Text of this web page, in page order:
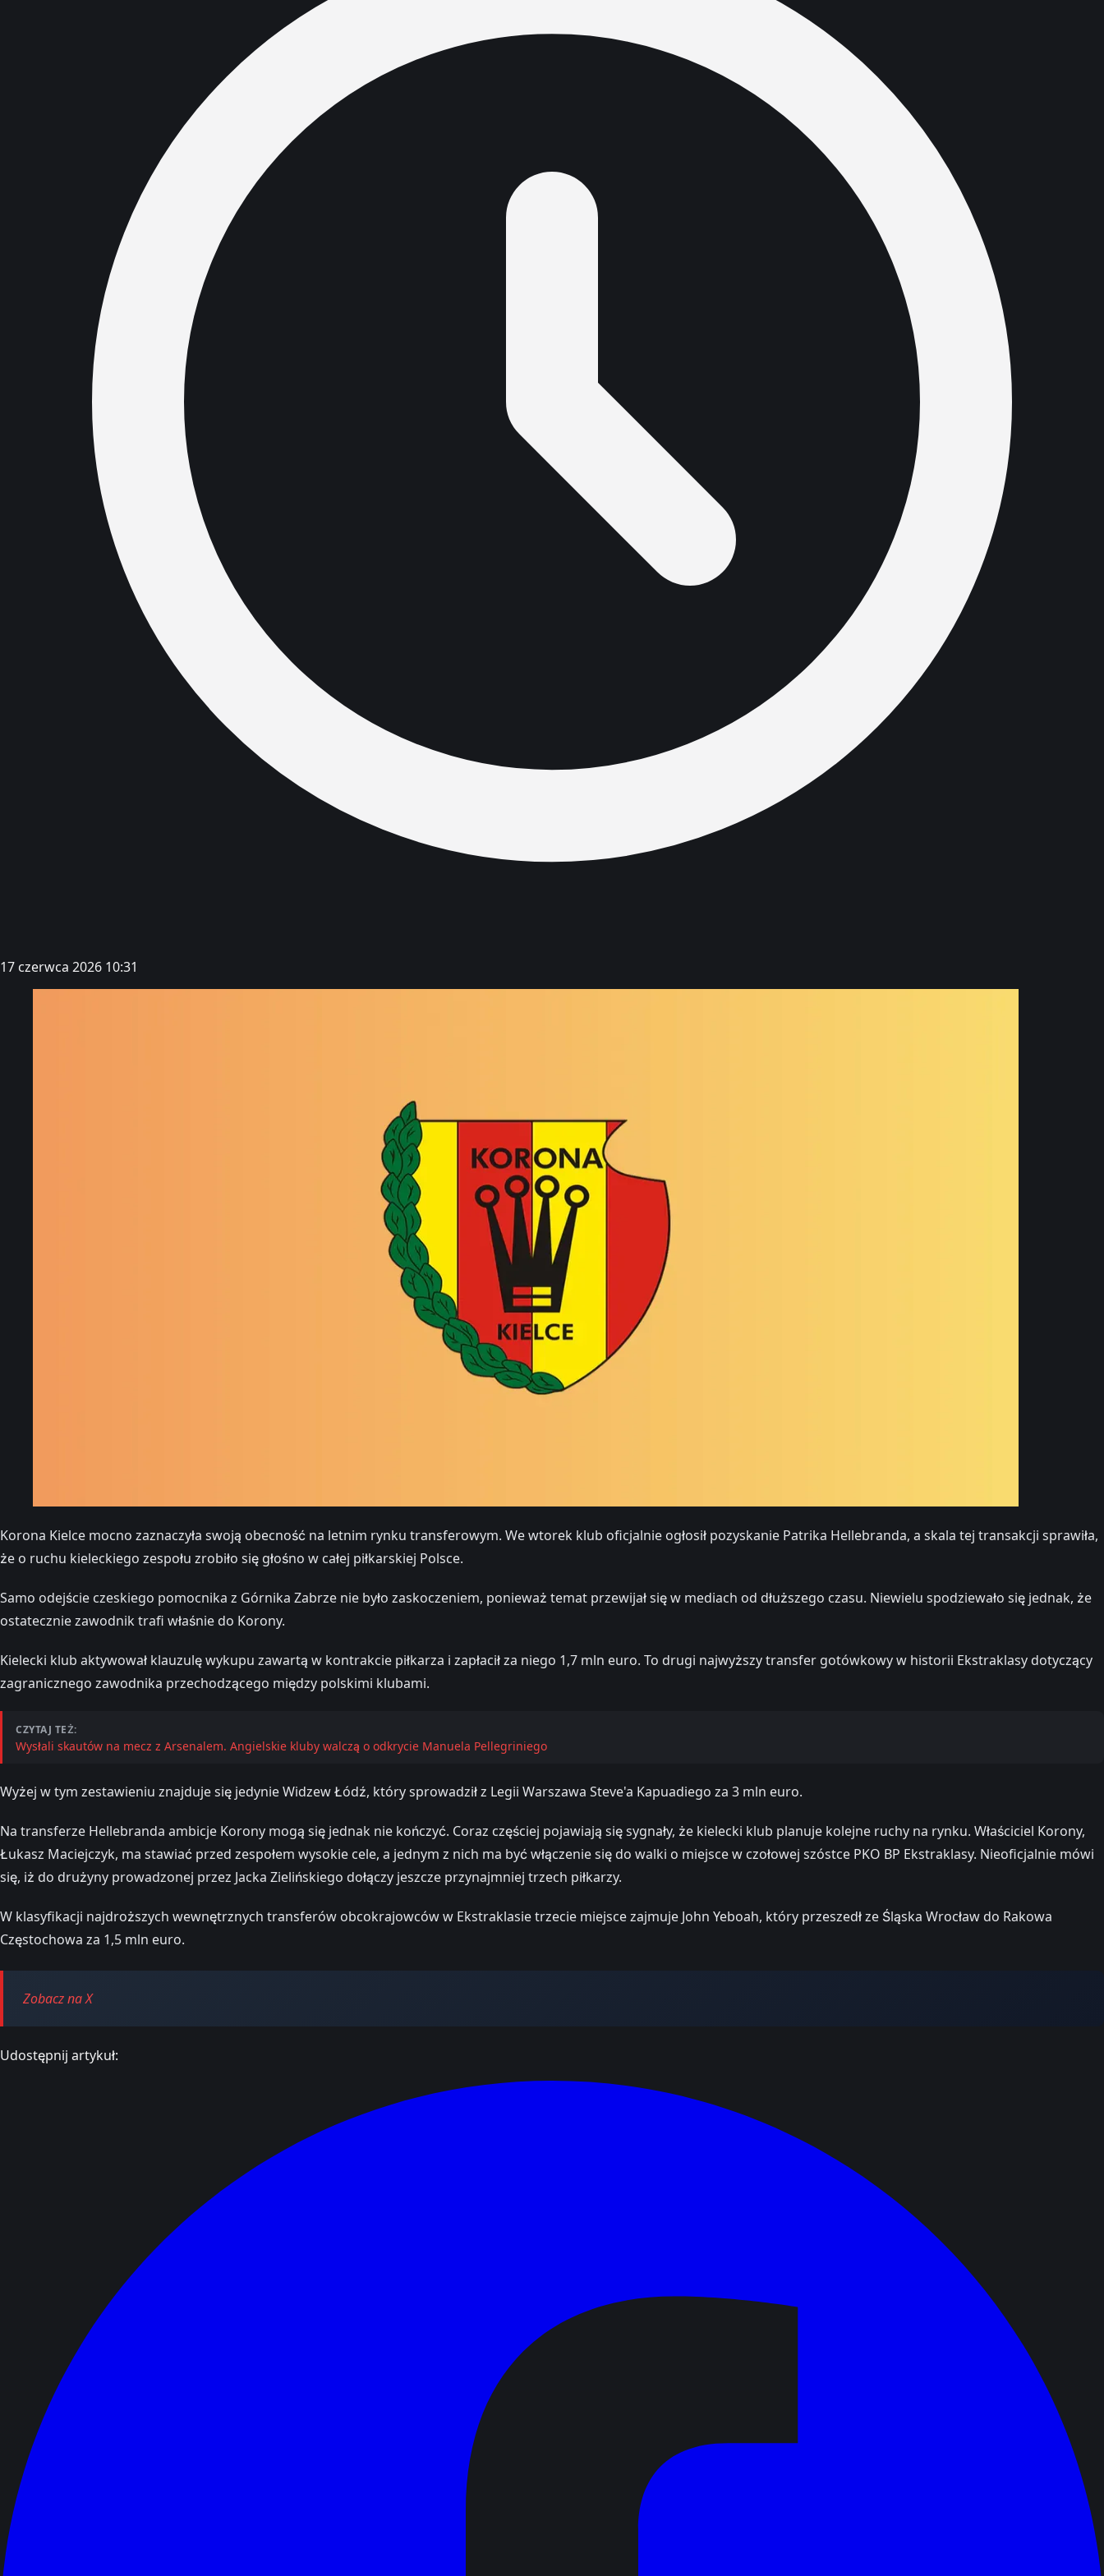
17 czerwca 2026 10:31
Korona Kielce mocno zaznaczyła swoją obecność na letnim rynku transferowym. We wtorek klub oficjalnie ogłosił pozyskanie Patrika Hellebranda, a skala tej transakcji sprawiła,
że o ruchu kieleckiego zespołu zrobiło się głośno w całej piłkarskiej Polsce.
Samo odejście czeskiego pomocnika z Górnika Zabrze nie było zaskoczeniem, ponieważ temat przewijał się w mediach od dłuższego czasu. Niewielu spodziewało się jednak, że
ostatecznie zawodnik trafi właśnie do Korony.
Kielecki klub aktywował klauzulę wykupu zawartą w kontrakcie piłkarza i zapłacił za niego 1,7 mln euro. To drugi najwyższy transfer gotówkowy w historii Ekstraklasy dotyczący
zagranicznego zawodnika przechodzącego między polskimi klubami.
CZYTAJ TEŻ:
Wysłali skautów na mecz z Arsenalem. Angielskie kluby walczą o odkrycie Manuela Pellegriniego
Wyżej w tym zestawieniu znajduje się jedynie Widzew Łódź, który sprowadził z Legii Warszawa Steve'a Kapuadiego za 3 mln euro.
Na transferze Hellebranda ambicje Korony mogą się jednak nie kończyć. Coraz częściej pojawiają się sygnały, że kielecki klub planuje kolejne ruchy na rynku. Właściciel Korony,
Łukasz Maciejczyk, ma stawiać przed zespołem wysokie cele, a jednym z nich ma być włączenie się do walki o miejsce w czołowej szóstce PKO BP Ekstraklasy. Nieoficjalnie mówi
się, iż do drużyny prowadzonej przez Jacka Zielińskiego dołączy jeszcze przynajmniej trzech piłkarzy.
W klasyfikacji najdroższych wewnętrznych transferów obcokrajowców w Ekstraklasie trzecie miejsce zajmuje John Yeboah, który przeszedł ze Śląska Wrocław do Rakowa
Częstochowa za 1,5 mln euro.
Zobacz na X
Udostępnij artykuł: